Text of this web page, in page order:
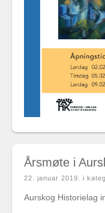
Årsmøte i
22. januar 2019. i
Aurskog Historielag